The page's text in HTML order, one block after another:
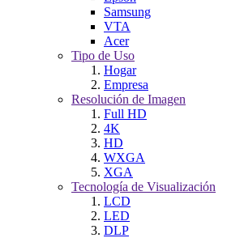
Samsung
VTA
Acer
Tipo de Uso
Hogar
Empresa
Resolución de Imagen
Full HD
4K
HD
WXGA
XGA
Tecnología de Visualización
LCD
LED
DLP